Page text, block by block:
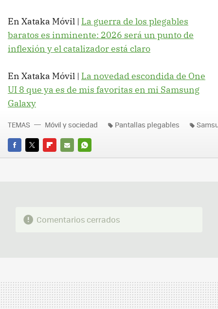
En Xataka Móvil | La guerra de los plegables
baratos es inminente: 2026 será un punto de
inflexión y el catalizador está claro
En Xataka Móvil | La novedad escondida de One
UI 8 que ya es de mis favoritas en mi Samsung
Galaxy
FACEBOOK
TWITTERFLIPBOARD
E-
WHATSAPP
TEMAS Móvil y sociedad Pantallas plegables
Comentarios cerrados